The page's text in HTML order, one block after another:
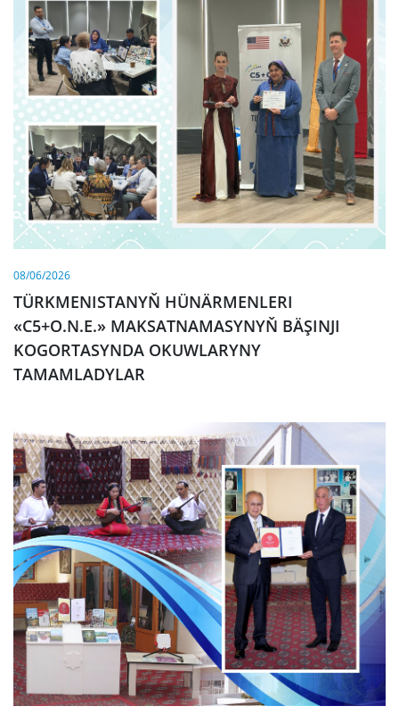
08/06/2026
TÜRKMENISTANYŇ HÜNÄRMENLERI
«C5+O.N.E.» MAKSATNAMASYNYŇ BÄŞINJI
KOGORTASYNDA OKUWLARYNY
TAMAMLADYLAR